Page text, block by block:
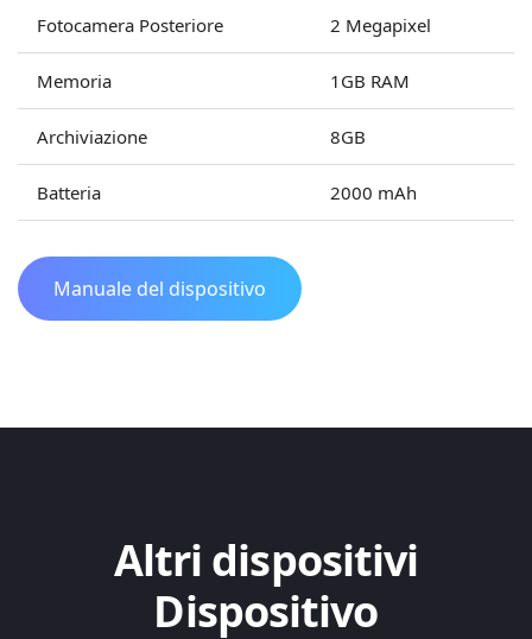
Fotocamera Posteriore 2 Megapixel
Memoria 1GB RAM
Archiviazione 8GB
Batteria 2000 mAh
Manuale del dispositivo
Altri dispositivi
Dispositivo